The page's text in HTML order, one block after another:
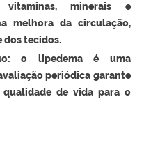
minerais e
melhora da circulação,
dos tecidos.
o lipedema é uma
periódica garante
de vida para o